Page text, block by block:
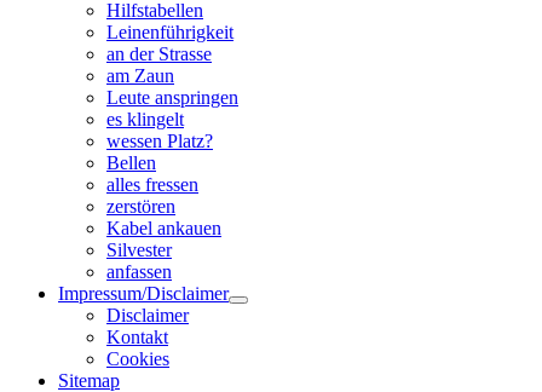
Hilfstabellen
Leinenführigkeit
an der Strasse
am Zaun
Leute anspringen
es klingelt
wessen Platz?
Bellen
alles fressen
zerstören
Kabel ankauen
Silvester
anfassen
Impressum/Disclaimer
Disclaimer
Kontakt
Cookies
Sitemap